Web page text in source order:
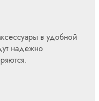
в удобной
надежно